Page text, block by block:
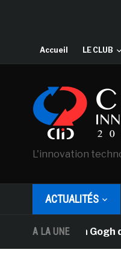
Accueil LE CLUB
L'innovation
ACTUALITÉS
A LA UNE
Van Gogh